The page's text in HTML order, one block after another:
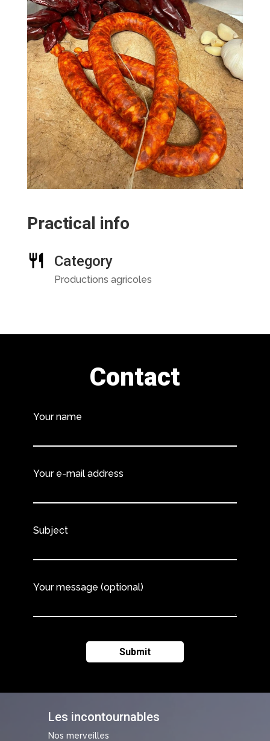
Practical info
Category
Productions agricoles
Les incontournables
Nos merveilles
Contact
Your name
Your e-mail address
Subject
Your message (optional)